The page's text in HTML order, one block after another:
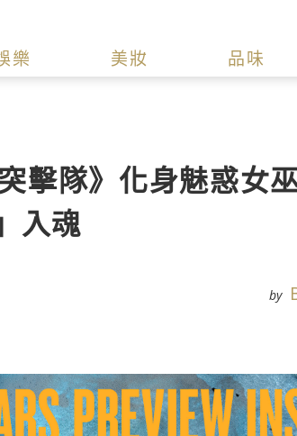
樂 美妝 品味
擊隊》化身魅惑女
入魂
by